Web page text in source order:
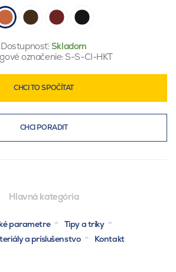
Dostupnosť:Skladom
označenie: S-S-CI-HKT
CHCI TO SPOČÍTAT
CHCI PORADIT
Hlavná kategória
parametre
Tipy a triky
a príslušenstvo
Kontakt